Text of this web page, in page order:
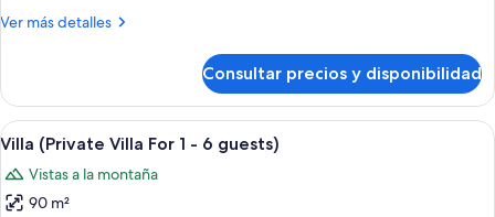
(2F
pets)
Ver más detalles
Más
no
fumadores
(2F
Maisonette,
No
pets)
Consultar precios y disponibilidad
Abrir
todas
las
fotos
Una cocina moderna con una isla
28
Villa (Private Villa For 1 - 6 guests)
Vistas a la montaña
90 m²